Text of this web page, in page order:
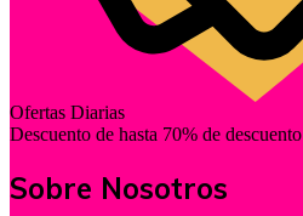
Ofertas Diarias
Descuento de hasta 70% de descuento
Sobre Nosotros